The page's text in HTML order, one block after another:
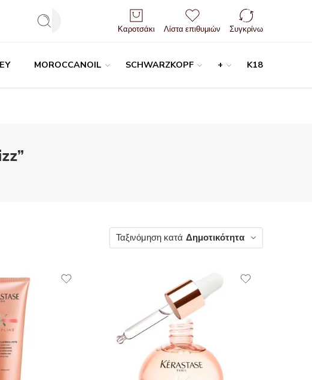
Είσοδος / Εγγραφή
Καροτσάκι Λίστα επιθυμιών Συγκρίνω
MOROCCANOIL SCHWARZKOPF + K18
Ταξινόμηση κατά Δημοτικότητα